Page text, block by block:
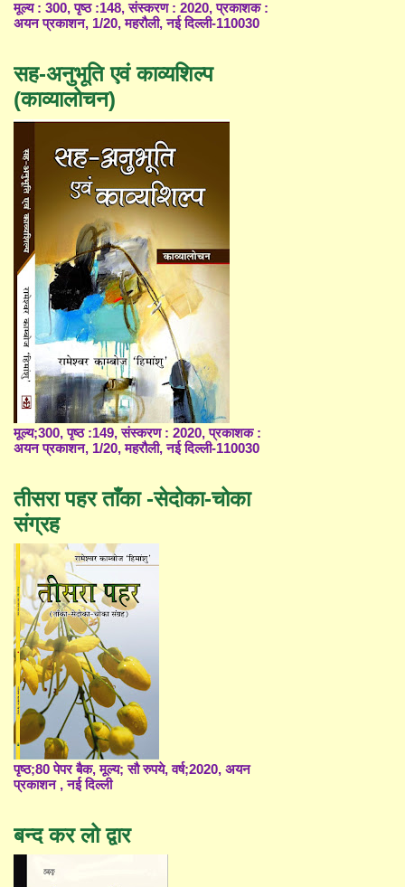
मूल्य : 300, पृष्ठ :148, संस्करण : 2020, प्रकाशक :
अयन प्रकाशन, 1/20, महरौली, नई दिल्ली-110030
सह-अनुभूति एवं काव्यशिल्प
(काव्यालोचन)
मूल्य;300, पृष्ठ :149, संस्करण : 2020, प्रकाशक :
अयन प्रकाशन, 1/20, महरौली, नई दिल्ली-110030
तीसरा पहर ताँका -सेदोका-चोका
संग्रह
पृष्ठ;80 पेपर बैक, मूल्य; सौ रुपये, वर्ष;2020, अयन
प्रकाशन , नई दिल्ली
बन्द कर लो द्वार